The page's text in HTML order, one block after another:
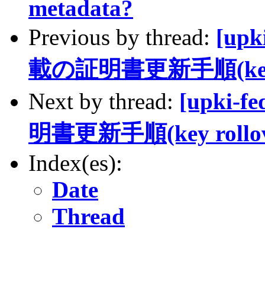
metadata?
Previous by thread:
載の証明書更新手順
Next by thread: [upki-
明書更新手順(key
Index(es):
Date
Thread